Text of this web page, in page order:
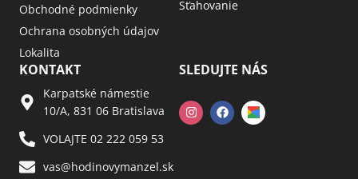
Obchodné podmienky
Ochrana osobných údajov
Lokalita
Sťahovanie
KONTAKT
Karpatské námestie
10/A, 831 06 Bratislava
VOLAJTE 02 222 059 53​
vas@hodinovymanzel.sk​
SLEDUJTE NÁS